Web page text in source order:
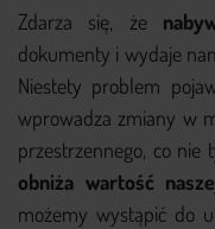
Zdarza się, że
dokumenty i wydaje
Niestety problem
wprowadza zmiany w
przestrzennego, co nie
obniża wartość
możemy wystąpić do